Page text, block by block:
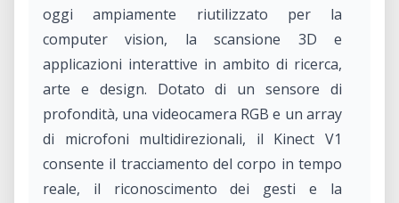
oggi ampiamente riutilizzato per la
computer vision, la scansione 3D e
applicazioni interattive in ambito di ricerca,
arte e design. Dotato di un sensore di
profondità, una videocamera RGB e un array
di microfoni multidirezionali, il Kinect V1
consente il tracciamento del corpo in tempo
reale, il riconoscimento dei gesti e la